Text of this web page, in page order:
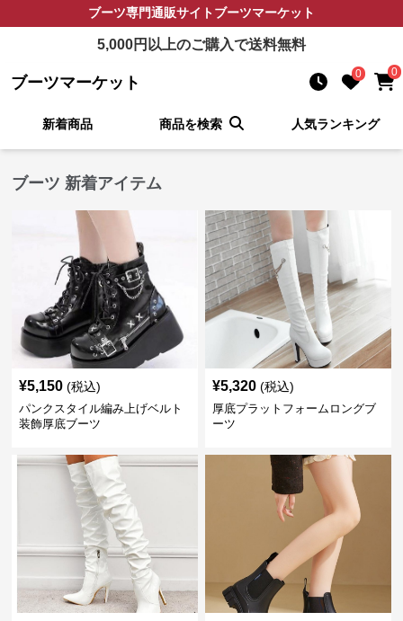
ブーツ専門通販サイトブーツマーケット
5,000円以上のご購入で送料無料
ブーツマーケット 0 0
新着商品 商品を検索 人気ランキング
ブーツ 新着アイテム
¥5,150 (税込)
パンクスタイル編み上げベルト
装飾厚底ブーツ
¥5,320 (税込)
厚底プラットフォームロングブ
ーツ